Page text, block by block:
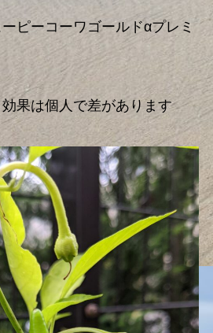
ピーコーワゴールドαプレミ
果は個人で差があります